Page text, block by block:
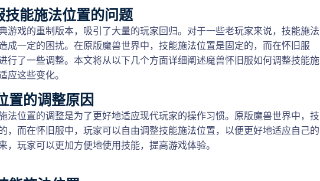
技能施法位置的问题
游戏的重制版本，吸引了大量的玩家回归。对于一些老玩家来说，技能施法
成一定的困扰。在原版魔兽世界中，技能施法位置是固定的，而在怀旧服
行了一些调整。本文将从以下几个方面详细阐述魔兽怀旧服如何调整技能施
应这些变化。
置的调整原因
法位置的调整是为了更好地适应现代玩家的操作习惯。原版魔兽世界中，技
，而在怀旧服中，玩家可以自由调整技能施法位置，以便更好地适应自己的
，玩家可以更加方便地使用技能，提高游戏体验。